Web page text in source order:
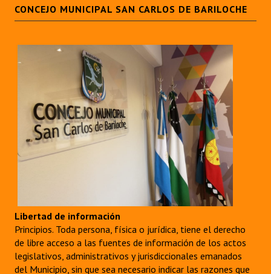
INSTITUCIONAL
Noticias Destacadas
Registros y Distinciones
Datos Históricos
Premio al Mérito - Registro
Audiencias Públicas - Registro
Mujeres que Dejaron Huellas - Registro
Periodistas Decanos - Registro
Ciudadano Ilustre - Registro
Banca del Vecino - Registro
CONCEJO MUNICIPAL SAN CARLOS DE BARILOCHE
Libertad de información
Principios. Toda persona, física o jurídica, tiene el derecho
de libre acceso a las fuentes de información de los actos
legislativos, administrativos y jurisdiccionales emanados
del Municipio, sin que sea necesario indicar las razones que